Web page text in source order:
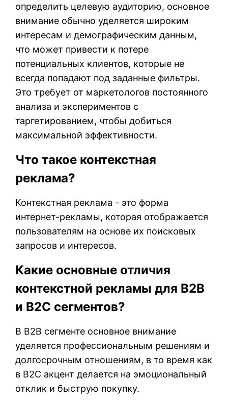
определить целевую аудиторию, основное
внимание обычно уделяется широким
интересам и демографическим данным,
что может привести к потере
потенциальных клиентов, которые не
всегда попадают под заданные фильтры.
Это требует от маркетологов постоянного
анализа и экспериментов с
таргетированием, чтобы добиться
максимальной эффективности.
Что такое контекстная
реклама?
Контекстная реклама - это форма
интернет-рекламы, которая отображается
пользователям на основе их поисковых
запросов и интересов.
Какие основные отличия
контекстной рекламы для B2B
и B2C сегментов?
В B2B сегменте основное внимание
уделяется профессиональным решениям и
долгосрочным отношениям, в то время как
в B2C акцент делается на эмоциональный
отклик и быструю покупку.